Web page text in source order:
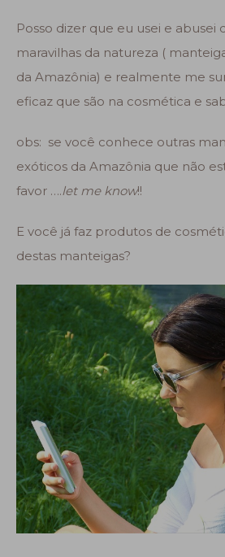
Posso dizer que eu usei e abusei
maravilhas da natureza (
da Amazônia) e realmente me
eficaz que são na cosmética e
obs: se você conhece outras
exóticos da Amazônia que não
favor ….let me know!!
E você já faz produtos de
destas manteigas?